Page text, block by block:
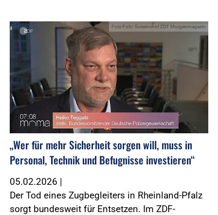
Foto:Foto: Screenshot ZDF Morgenmagazin
„Wer für mehr Sicherheit sorgen will, muss in
Personal, Technik und Befugnisse investieren“
05.02.2026 |
Der Tod eines Zugbegleiters in Rheinland-Pfalz
sorgt bundesweit für Entsetzen. Im ZDF-